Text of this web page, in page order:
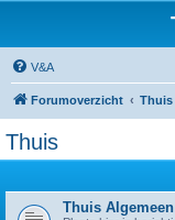
V&A
Forumoverzicht Thuis
Thuis
Thuis Algemeen